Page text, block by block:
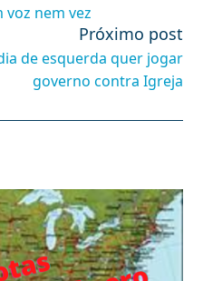
nem vez
Próximo post
de esquerda quer jogar
governo contra Igreja